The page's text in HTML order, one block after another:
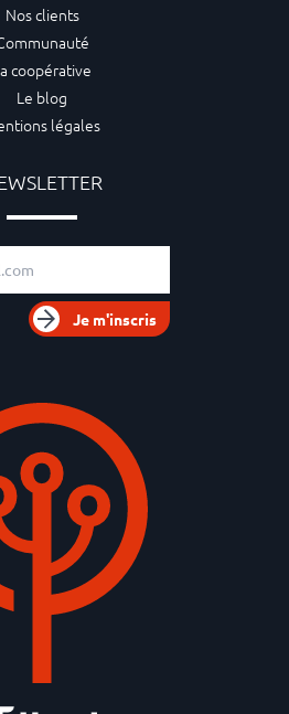
Nos clients
coopérative
Le blog
légales
Je m'inscris